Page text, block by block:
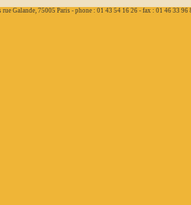
Galande, 75005 Paris - phone : 01 43 54 16 26 - fax : 01 46 33